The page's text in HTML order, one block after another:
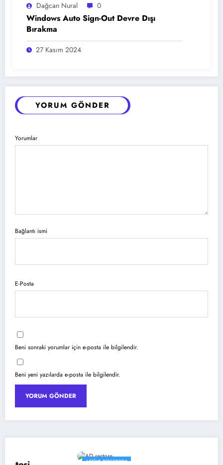
Dağcan Nural 0
Windows Auto Sign-Out Devre Dışı
Bırakma
27 Kasım 2024
YORUM GÖNDER
Yorumlar
Bağlantı ismi
E-Posta
Beni sonraki yorumlar için e-posta ile bilgilendir.
Beni yeni yazılarda e-posta ile bilgilendir.
ACTIVE DIRECTORY